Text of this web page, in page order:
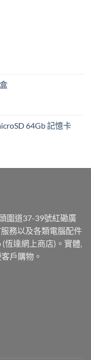
64Gb 記憶卡
圍道37-39號紅磡廣
務以及各類電腦配件
恆達網上商店)。實體,
戶購物。